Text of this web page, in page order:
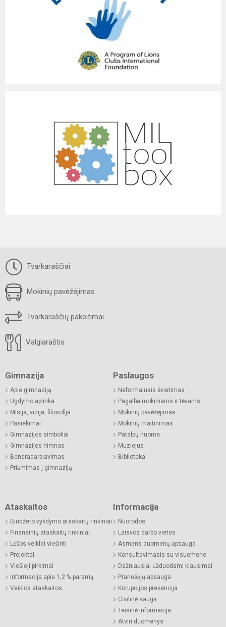
Tvarkaraščiai
Mokinių pavėžėjimas
Tvarkaraščių pakeitimai
Valgiaraštis
Gimnazija
Apie gimnaziją
Ugdymo aplinka
Misija, vizija, filosofija
Pasiekimai
Gimnazijos simboliai
Gimnazijos himnas
Bendradarbiavimas
Priėmimas į gimnaziją
Paslaugos
Neformalusis švietimas
Pagalba mokiniams ir tėvams
Mokinių pavėžėjimas
Mokinių maitinimas
Patalpų nuoma
Muziejus
Biblioteka
Ataskaitos
Biudžeto vykdymo ataskaitų rinkiniai
Finansinių ataskaitų rinkiniai
Lėšos veiklai viešinti
Projektai
Viešieji pirkimai
Informacija apie 1,2 % paramą
Veiklos ataskaitos
Informacija
Nuorodos
Laisvos darbo vietos
Asmens duomenų apsauga
Konsultavimasis su visuomene
Dažniausiai užduodami klausimai
Pranešėjų apsauga
Korupcijos prevencija
Civilinė sauga
Teisinė informacija
Atviri duomenys